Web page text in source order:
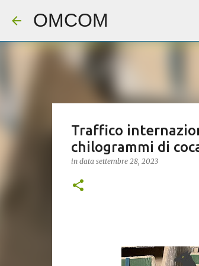
OMCOM
Traffico
chilogrammi di
in data settembre 28, 2023